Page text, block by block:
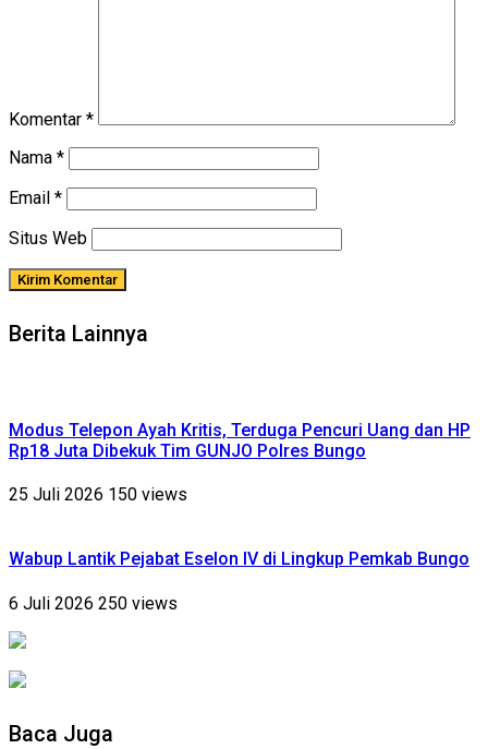
Komentar *
Nama *
Email *
Situs Web
Berita Lainnya
Modus Telepon Ayah Kritis, Terduga Pencuri Uang dan HP
Rp18 Juta Dibekuk Tim GUNJO Polres Bungo
25 Juli 2026 150 views
Wabup Lantik Pejabat Eselon IV di Lingkup Pemkab Bungo
6 Juli 2026 250 views
Baca Juga